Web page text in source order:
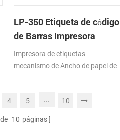
LP-350 Etiqueta de código
de Barras Impresora
Mecanismo de
Impresora de etiquetas
mecanismo de Ancho de papel de
4 5 ... 10
10 páginas